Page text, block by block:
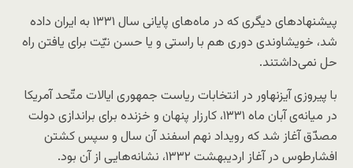
پیشنهادهای دیگری که در ماه‌های پایانی سال ۱۳۳۱ به ایران داده
شد، خویشاوندی دوری هم با راستی و یا حسن نیّت برای یافتن راه
حل نمی‌داشتند.
با پیروزی آیزنهاور در انتخابات ریاست جمهوری ایالات متّحد آمریکا
در میانه‌ی آبان ماه ۱۳۳۱، کارزار پنهان و خزنده برای براندازی دولت
مصدّق آغاز شد که رویداد نهم اسفند آن سال و سپس کشتن
افشارطوس در آغاز اردیبهشت ۱۳۳۲، نشانه‌هایی از آن بود.